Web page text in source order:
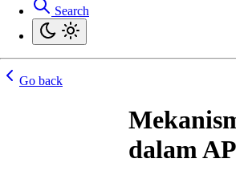
Search
Go back
dalam